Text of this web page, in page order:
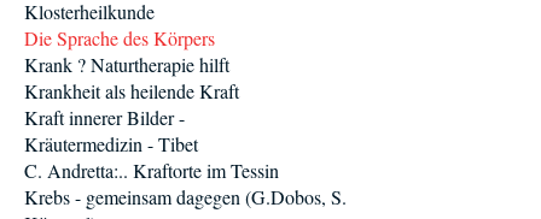
Klosterheilkunde
Die Sprache des Körpers
Krank ? Naturtherapie hilft
Krankheit als heilende Kraft
Kraft innerer Bilder -
Kräutermedizin - Tibet
C. Andretta:.. Kraftorte im Tessin
Krebs - gemeinsam dagegen (G.Dobos, S.